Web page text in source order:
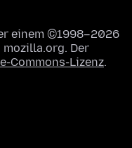
einem ©1998–2026
Der
Commons-Lizenz.